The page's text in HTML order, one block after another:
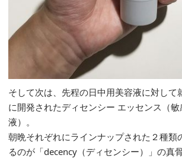
そして次は、先程の日中用美容液に対して
に開発されたディセンシー エッセンス（
液）。
朝晩それぞれにラインナップされた２種類
るのが「decency（ディセンシー）」の真骨